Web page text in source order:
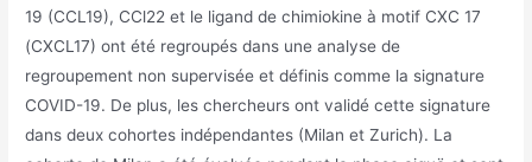
19 (CCL19), CCl22 et le ligand de chimiokine à motif CXC 17
(CXCL17) ont été regroupés dans une analyse de
regroupement non supervisée et définis comme la signature
COVID-19. De plus, les chercheurs ont validé cette signature
dans deux cohortes indépendantes (Milan et Zurich). La